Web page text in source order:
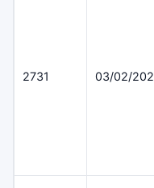
2731 03/02/